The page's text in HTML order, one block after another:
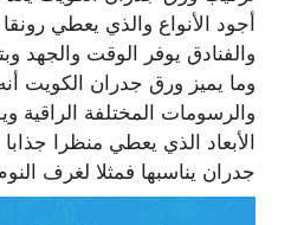
أجود الأنواع والذي يعطي
والفنادق يوفر الوقت والجهد
وما يميز ورق جدران الكويت أنه
والرسومات المختلفة الراقية
الأبعاد الذي يعطي منظرا
جدران يناسبها فمثلا لغرف